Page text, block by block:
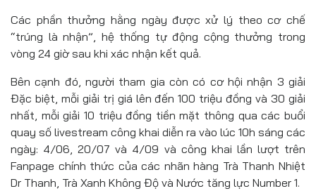
Các phần thưởng hằng ngày được xử lý theo cơ chế
“trúng là nhận”, hệ thống tự động cộng thưởng trong
vòng 24 giờ sau khi xác nhận kết quả.
Bên cạnh đó, người tham gia còn có cơ hội nhận 3 giải
Đặc biệt, mỗi giải trị giá lên đến 100 triệu đồng và 30 giải
nhất, mỗi giải 10 triệu đồng tiền mặt thông qua các buổi
quay số livestream công khai diễn ra vào lúc 10h sáng các
ngày: 4/06, 20/07 và 4/09 và công khai lần lượt trên
Fanpage chính thức của các nhãn hàng Trà Thanh Nhiệt
Dr Thanh, Trà Xanh Không Độ và Nước tăng lực Number 1.